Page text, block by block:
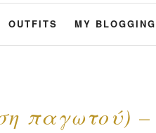
OUTFITS MY
παγωτού) –